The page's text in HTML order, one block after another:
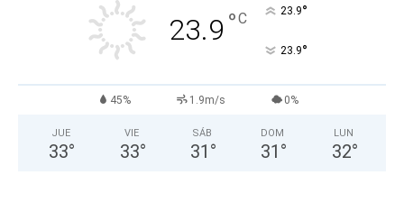
23.9 °C 23.9°
23.9°
45% 1.9m/s 0%
JUE
33°
VIE
33°
SÁB
31 °
DOM
31 °
LUN
32°